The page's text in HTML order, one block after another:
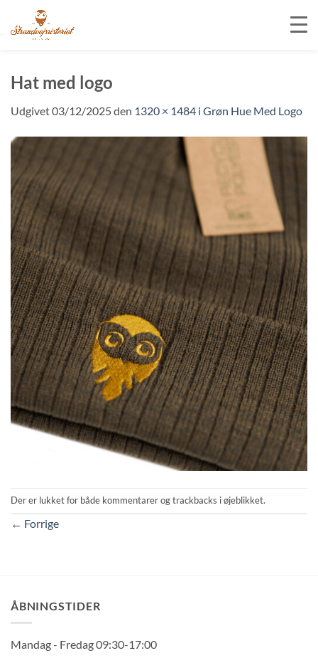
indhold
Hat med logo
Udgivet03/12/2025den 1320 × 1484 i Grøn Hue Med Logo
Der er lukket for både kommentarer og trackbacks i øjeblikket.
← Forrige
ÅBNINGSTIDER
Mandag - Fredag 09:30-17:00